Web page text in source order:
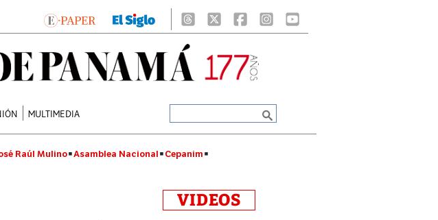
MULTIMEDIA
Raúl Mulino Asamblea Nacional Cepanim
VIDEOS